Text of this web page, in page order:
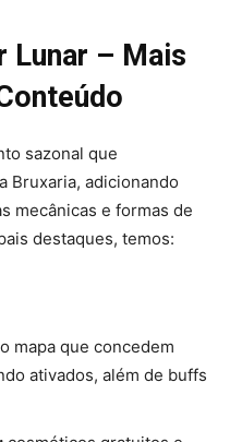
Lunar – Mais
sazonal que
Bruxaria, adicionando
mecânicas e formas de
destaques, temos:
mapa que concedem
ativados, além de buffs